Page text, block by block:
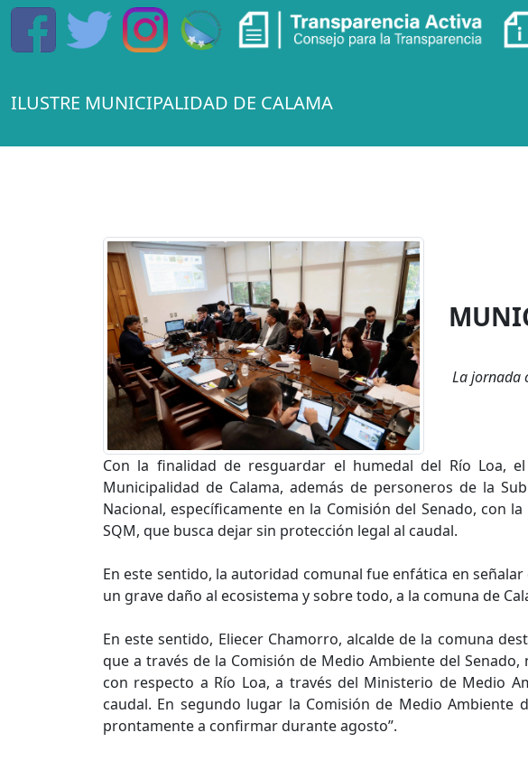
ILUSTRE MUNICIPALIDAD DE CALAMA
La jornada
Con la finalidad de resguardar el humedal del Río Loa,
Municipalidad de Calama, además de personeros de la
Nacional, específicamente en la Comisión del Senado, con
SQM, que busca dejar sin protección legal al caudal.
En este sentido, la autoridad comunal fue enfática en
un grave daño al ecosistema y sobre todo, a la comuna de
En este sentido, Eliecer Chamorro, alcalde de la comuna
que a través de la Comisión de Medio Ambiente del
con respecto a Río Loa, a través del Ministerio de Medio
caudal. En segundo lugar la Comisión de Medio Ambiente
prontamente a confirmar durante agosto”.